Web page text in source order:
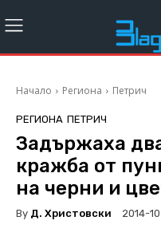
Начало Региона Петрич
РЕГИОНА ПЕТРИЧ
Задържаха
кражба от
на черни и
By Д. Христовски 2014-